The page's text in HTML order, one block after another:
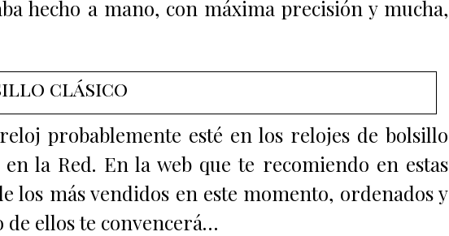
hecho a mano, con máxima precisión y mucha,
clásico
probablemente esté en los relojes de bolsillo
la Red. En la web que te recomiendo en estas
los más vendidos en este momento, ordenados y
de ellos te convencerá…